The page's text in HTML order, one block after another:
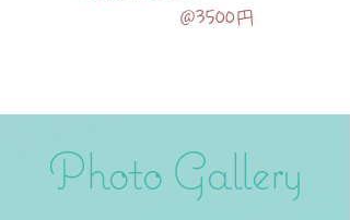
@3500円
Photo Gallery